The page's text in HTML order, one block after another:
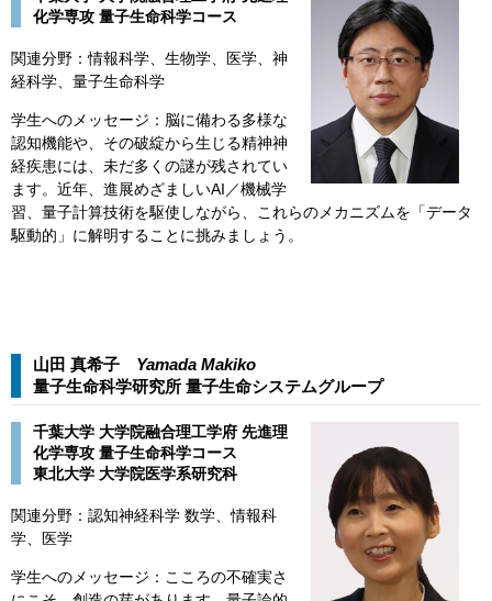
化学専攻 量子生命科学コース
関連分野：情報科学、生物学、医学、神
経科学、量子生命科学
学生へのメッセージ：脳に備わる多様な
認知機能や、その破綻から生じる精神神
経疾患には、未だ多くの謎が残されてい
ます。近年、進展めざましいAI／機械学
習、量子計算技術を駆使しながら、これらのメカニズムを「データ
駆動的」に解明することに挑みましょう。​
山田 真希子 Yamada Makiko
量子生命科学研究所 量子生命システムグループ​​
千葉大学 大学院融合理工学府 先進理
化学専攻 量子生命科学コース
東北大学 大学院医学系研究科
関連分野：認知神経科学 数学、情報科
学、医学
学生へのメッセージ：こころの不確実さ